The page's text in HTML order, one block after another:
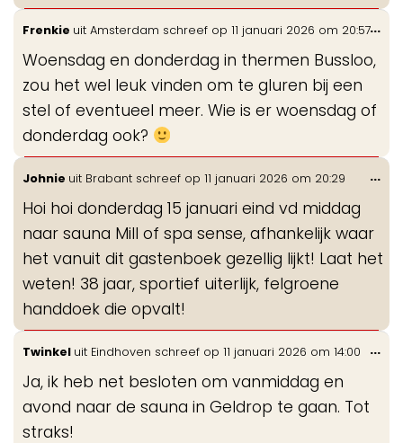
Frenkie uit Amsterdam schreef op 11 januari 2026 om 20:57
Woensdag en donderdag in thermen Bussloo,
zou het wel leuk vinden om te gluren bij een
stel of eventueel meer. Wie is er woensdag of
donderdag ook?
...
Johnie uit Brabant schreef op 11 januari 2026 om 20:29
Hoi hoi donderdag 15 januari eind vd middag
naar sauna Mill of spa sense, afhankelijk waar
het vanuit dit gastenboek gezellig lijkt! Laat het
weten! 38 jaar, sportief uiterlijk, felgroene
handdoek die opvalt!
...
Twinkel uit Eindhoven schreef op 11 januari 2026 om 14:00
Ja, ik heb net besloten om vanmiddag en
avond naar de sauna in Geldrop te gaan. Tot
straks!
...